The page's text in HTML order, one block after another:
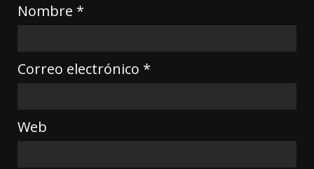
Nombre *
Correo electrónico *
Web